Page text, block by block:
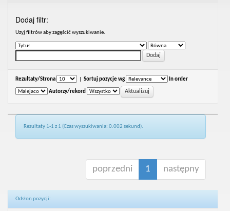
Dodaj filtr:
Uzyj filtrów aby zagęścić wyszukiwanie.
Rezultaty/Strona Sortuj pozycje wg In order
Autorzy/rekord
Rezultaty 1-1 z 1 (Czas wyszukiwania: 0.002 sekund).
poprzedni 1 następny
Odsłon pozycji: